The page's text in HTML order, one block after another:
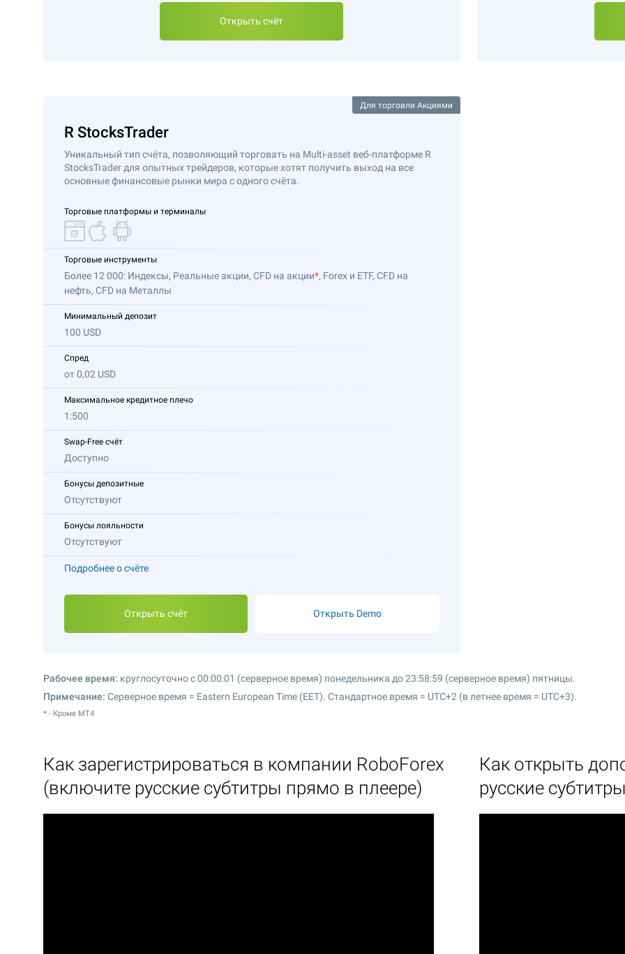
Открыть счёт
Для торговли Акциями
R StocksTrader
Уникальный тип счёта, позволяющий торговать на Multi-asset веб-платформе R
StocksTrader для опытных трейдеров, которые хотят получить выход на все
основные финансовые рынки мира с одного счёта.
Торговые платформы и терминалы
Торговые инструменты
Более 12 000: Индексы, Реальные акции, CFD на акции*, Forex и ETF, CFD на
нефть, CFD на Металлы
Минимальный депозит
100 USD
Спред
от 0,02 USD
Максимальное кредитное плечо
1:500
Swap-Free счёт
Доступно
Бонусы депозитные
Отсутствуют
Бонусы лояльности
Отсутствуют
Подробнее о счёте
Открыть счёт Открыть Demo
Рабочее время: круглосуточно с 00:00:01 (серверное время) понедельника до 23:58:59 (серверное время) пятницы.
Примечание: Серверное время = Eastern European Time (EET). Стандартное время = UTC+2 (в летнее время = UTC+3).
* - Кроме MT4
Как зарегистрироваться в компании RoboForex
(включите русские субтитры прямо в плеере)
Как открыть
русские